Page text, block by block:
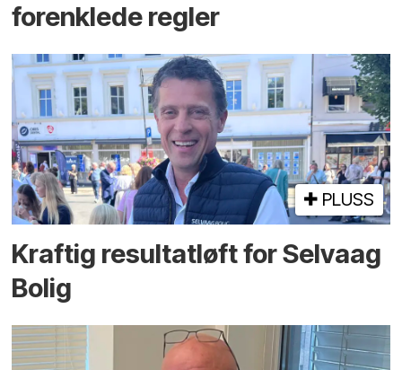
forenklede regler
PLUSS
Kraftig resultatløft for Selvaag
Bolig